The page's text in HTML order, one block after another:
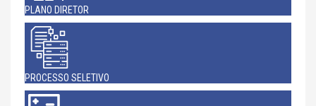
PLANO DIRETOR
PROCESSO SELETIVO